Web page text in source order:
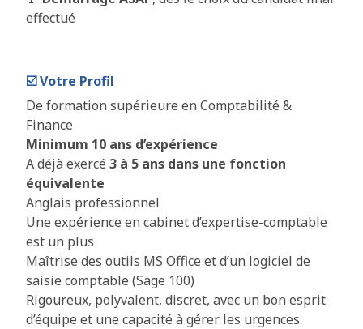
effectué
☑️Votre Profil
De formation supérieure en Comptabilité &
Finance
Minimum 10 ans d’expérience
A déjà exercé 3 à 5 ans dans une fonction
équivalente
Anglais professionnel
Une expérience en cabinet d’expertise-comptable
est un plus
Maîtrise des outils MS Office et d’un logiciel de
saisie comptable (Sage 100)
Rigoureux, polyvalent, discret, avec un bon esprit
d’équipe et une capacité à gérer les urgences.